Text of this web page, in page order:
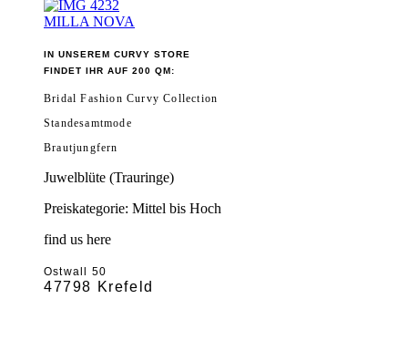
MILLA NOVA
IN UNSEREM CURVY STORE
FINDET IHR AUF 200 QM:
Bridal Fashion Curvy Collection
Standesamtmode
Brautjungfern
Juwelblüte (Trauringe)
Preiskategorie: Mittel bis Hoch
find us here
Ostwall 50
47798 Krefeld